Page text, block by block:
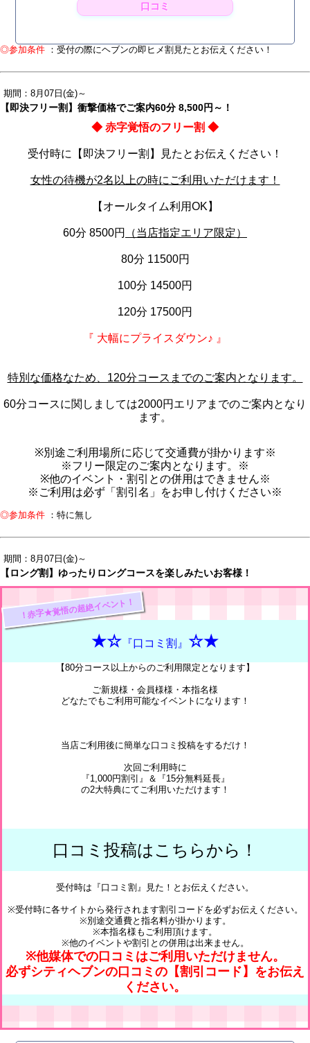
口コミ
◎参加条件 ：受付の際にヘブンの即ヒメ割見たとお伝えください！
期間：8月07日(金)～
【即決フリー割】衝撃価格でご案内60分 8,500円～！
◆ 赤字覚悟のフリー割 ◆
受付時に【即決フリー割】見たとお伝えください！
女性の待機が2名以上の時にご利用いただけます！
【オールタイム利用OK】
60分 8500円 （当店指定エリア限定）
80分 11500円
100分 14500円
120分 17500円
『 大幅にプライスダウン♪ 』
特別な価格なため、120分コースまでのご案内となります。
60分コースに関しましては2000円エリアまでのご案内となり
ます。
※別途ご利用場所に応じて交通費が掛かります※
※フリー限定のご案内となります。※
※他のイベント・割引との併用はできません※
※ご利用は必ず「割引名」をお申し付けください※
◎参加条件 ：特に無し
期間：8月07日(金)～
【ロング割】ゆったりロングコースを楽しみたいお客様！
！赤字★覚悟の超絶イベント！
★☆ 『口コミ割』 ☆★
【80分コース以上からのご利用限定となります】
ご新規様・会員様様・本指名様
どなたでもご利用可能なイベントになります！
当店ご利用後に簡単な口コミ投稿をするだけ！
次回ご利用時に
『1,000円割引』＆『15分無料延長』
の2大特典にてご利用いただけます！
口コミ投稿はこちらから！
受付時は『口コミ割』見た！とお伝えください。
※受付時に各サイトから発行されます割引コードを必ずお伝えください。
※別途交通費と指名料が掛かります。
※本指名様もご利用頂けます。
※他のイベントや割引との併用は出来ません。
※他媒体での口コミはご利用いただけません。
必ずシティヘブンの口コミの【割引コード】をお伝え
ください。